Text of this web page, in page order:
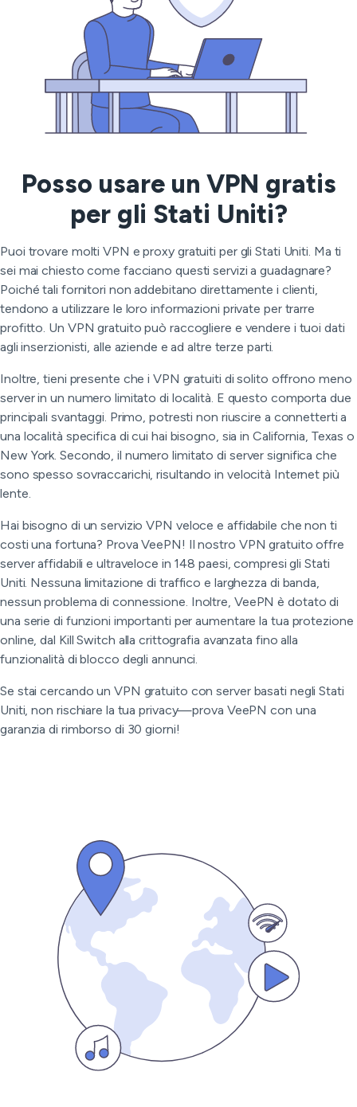
Posso usare un VPN gratis
per gli Stati Uniti?
Puoi trovare molti VPN e proxy gratuiti per gli Stati Uniti. Ma ti
sei mai chiesto come facciano questi servizi a guadagnare?
Poiché tali fornitori non addebitano direttamente i clienti,
tendono a utilizzare le loro informazioni private per trarre
profitto. Un VPN gratuito può raccogliere e vendere i tuoi dati
agli inserzionisti, alle aziende e ad altre terze parti.
Inoltre, tieni presente che i VPN gratuiti di solito offrono meno
server in un numero limitato di località. E questo comporta due
principali svantaggi. Primo, potresti non riuscire a connetterti a
una località specifica di cui hai bisogno, sia in California, Texas o
New York. Secondo, il numero limitato di server significa che
sono spesso sovraccarichi, risultando in velocità Internet più
lente.
Hai bisogno di un servizio VPN veloce e affidabile che non ti
costi una fortuna? Prova VeePN! Il nostro VPN gratuito offre
server affidabili e ultraveloce in 148 paesi, compresi gli Stati
Uniti. Nessuna limitazione di traffico e larghezza di banda,
nessun problema di connessione. Inoltre, VeePN è dotato di
una serie di funzioni importanti per aumentare la tua protezione
online, dal Kill Switch alla crittografia avanzata fino alla
funzionalità di blocco degli annunci.
Se stai cercando un VPN gratuito con server basati negli Stati
Uniti, non rischiare la tua privacy—prova VeePN con una
garanzia di rimborso di 30 giorni!